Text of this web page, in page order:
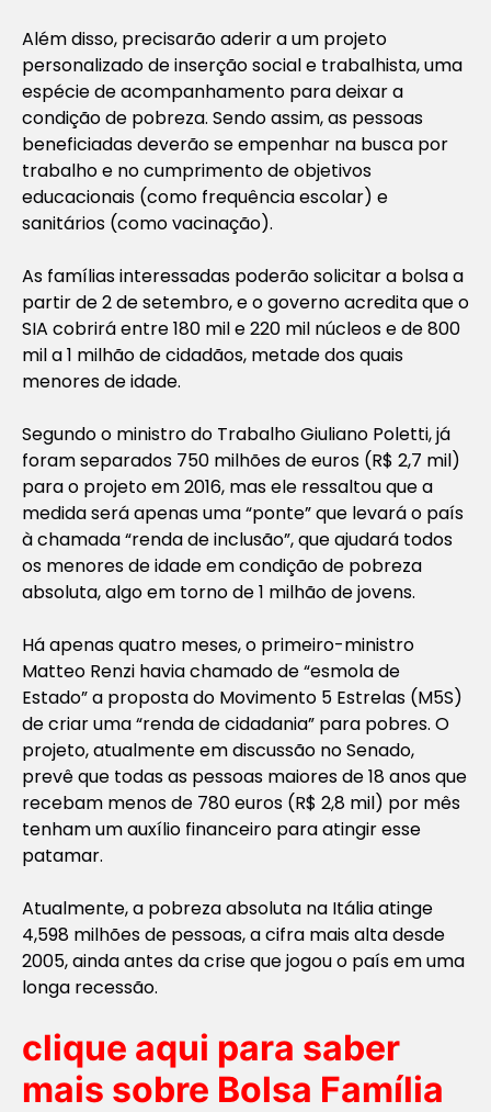
Além disso, precisarão aderir a um projeto
personalizado de inserção social e trabalhista, uma
espécie de acompanhamento para deixar a
condição de pobreza. Sendo assim, as pessoas
beneficiadas deverão se empenhar na busca por
trabalho e no cumprimento de objetivos
educacionais (como frequência escolar) e
sanitários (como vacinação).
As famílias interessadas poderão solicitar a bolsa a
partir de 2 de setembro, e o governo acredita que o
SIA cobrirá entre 180 mil e 220 mil núcleos e de 800
mil a 1 milhão de cidadãos, metade dos quais
menores de idade.
Segundo o ministro do Trabalho Giuliano Poletti, já
foram separados 750 milhões de euros (R$ 2,7 mil)
para o projeto em 2016, mas ele ressaltou que a
medida será apenas uma “ponte” que levará o país
à chamada “renda de inclusão”, que ajudará todos
os menores de idade em condição de pobreza
absoluta, algo em torno de 1 milhão de jovens.
Há apenas quatro meses, o primeiro-ministro
Matteo Renzi havia chamado de “esmola de
Estado” a proposta do Movimento 5 Estrelas (M5S)
de criar uma “renda de cidadania” para pobres. O
projeto, atualmente em discussão no Senado,
prevê que todas as pessoas maiores de 18 anos que
recebam menos de 780 euros (R$ 2,8 mil) por mês
tenham um auxílio financeiro para atingir esse
patamar.
Atualmente, a pobreza absoluta na Itália atinge
4,598 milhões de pessoas, a cifra mais alta desde
2005, ainda antes da crise que jogou o país em uma
longa recessão.
clique aqui para saber
mais sobre Bolsa Família